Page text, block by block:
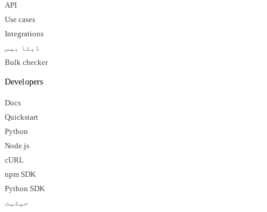
API
Use cases
Integrations
ڈیٹا بیس
Bulk checker
Developers
Docs
Quickstart
Python
Node.js
cURL
npm SDK
Python SDK
حیثیت